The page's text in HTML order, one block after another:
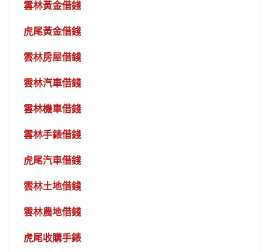
雲林黃金借錢
虎尾黃金借錢
雲林房屋借錢
雲林汽車借錢
雲林機車借錢
雲林手錶借錢
虎尾汽車借錢
雲林土地借錢
雲林農地借錢
虎尾收購手錶